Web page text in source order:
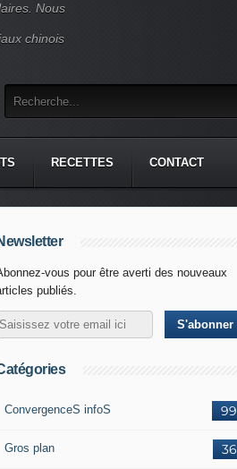
Nous
chinois
RECETTES CONTACT
vous pour être averti des nouveaux
publiés.
99
ConvergenceS infoS
36
Gros plan